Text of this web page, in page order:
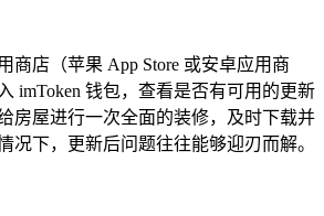
商店（苹果 App Store 或安卓应用商
imToken 钱包，查看是否有可用的更新
房屋进行一次全面的装修，及时下载并
况下，更新后问题往往能够迎刃而解。